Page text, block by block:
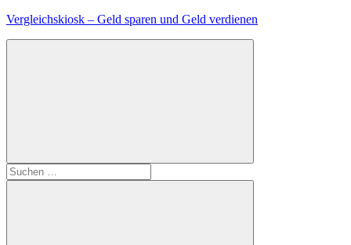
Zum
Vergleichskiosk – Geld sparen und Geld verdienen
Suchen
nach: